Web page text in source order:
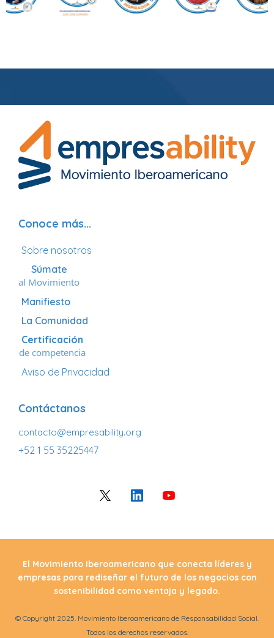
Conoce más...
Sobre nosotros
Súmate
al Movimiento
Manifiesto
La Comunidad
Certificación
de competencia
Aviso de Privacidad
Contáctanos
contacto@empresability.org
+52 1 55 35225447
El Movimiento Iberoamericano que conecta líderes y
empresas para rediseñar el futuro de los negocios con
sostenibilidad como ventaja y legado.
© Copyright 2025. Movimiento Iberoamericano de Responsabilidad Social.
Todos los derechos reservados.